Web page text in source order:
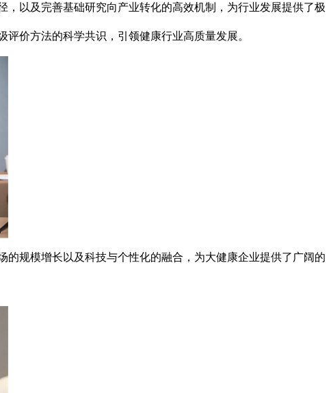
以及完善基础研究向产业转化的高效机制，为行业发展提供了极
价方法的科学共识，引领健康行业高质量发展。
规模增长以及科技与个性化的融合，为大健康企业提供了广阔的